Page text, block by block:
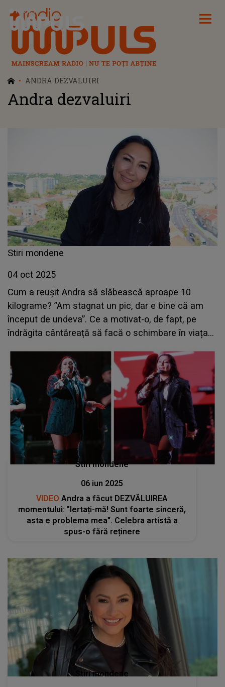
Radio Impuls
ANDRA DEZVALUIRI
Andra dezvaluiri
Stiri mondene
04 oct 2025
Cum a reușit Andra să slăbească aproape 10
kilograme? ”Am stagnat un pic, dar e bine că am
început de undeva”. Ce a motivat-o, de fapt, pe
îndrăgita cântăreață să facă o schimbare în viața
Stiri mondene
06 iun 2025
VIDEO Andra a făcut DEZVĂLUIREA
momentului: "Iertați-mă! Sunt foarte sinceră,
asta e problema mea". Celebra artistă a
spus-o fără reținere
Stiri mondene